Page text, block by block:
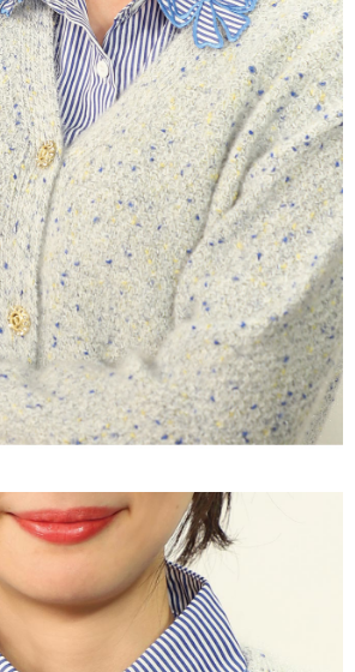
，「大哥付你分期」於每月結算日後寄送繳費提
，可選擇「超商條碼／台灣大直營門市／銀行轉
」等通路繳費。
股份有限公司」（以下簡稱本公司）所提供，讓
務購買商品或服務，並由商店將買賣／分期付款
，依約使用本公司帳單繳交帳款。
付你分期」之契約關係目的，商店將以您的個人
址）提供予台灣大哥大進項蒐集、處理及利用，
帳單所需資料之確認、核對及更正。
閱以下連結：https://oppay.tw/userRule
帳流程】
先享後付」後，將跳轉至「AFTEE先享後付」
確認金額後，即可完成結帳。
收到繳費通知簡訊。
天內，點擊此簡訊中的連結，可透過四大超商／
式進行付款，方視為交易完成。
下不需立刻繳費，但若您需要取消訂單，請聯絡
同意取消之訂單仍視為有效，需透過AFTEE先享
先享後付 」之結帳頁面顯示為準，若有關於
消欲退款等相關疑問，請聯繫「AFTEE先享後付
support/home
限公司提供之「AFTEE先享後付」服務完成之交
內提供個人資料，並將交易相關給付款項請求債
公司。
，請瀏覽以下網址：
先徵得法定代理人或監護人之同意方可使用
」時，將依據個別帳號之用戶狀況，依本公司即
度；若仍有額度不足之情形，本公司將視審查結果
號或使用他人資訊註冊。若發現惡意使用之情形，
有權停止該用戶之使用額度並採取法律行動。
含以上)免運費
含以上)免運費
含以上)免運費
含以上)免運費
含以上)免運費
含以上)免運費
含以上)免運費